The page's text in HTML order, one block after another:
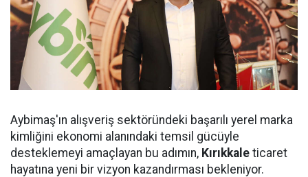
Aybimaş'ın alışveriş sektöründeki başarılı yerel marka
kimliğini ekonomi alanındaki temsil gücüyle
desteklemeyi amaçlayan bu adımın, Kırıkkale ticaret
hayatına yeni bir vizyon kazandırması bekleniyor.